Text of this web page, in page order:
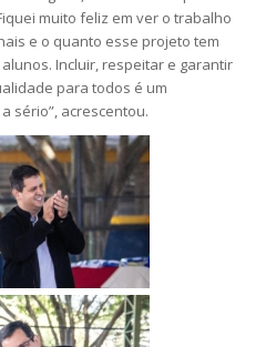
muito feliz em ver o trabalho
e o quanto esse projeto tem
Incluir, respeitar e garantir
para todos é um
sério”, acrescentou.